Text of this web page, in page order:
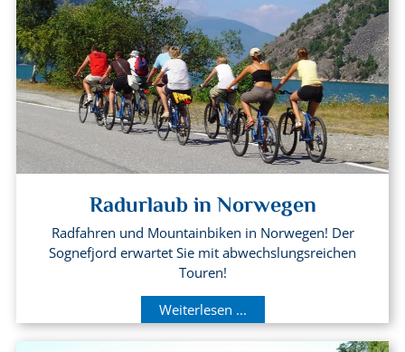
Radurlaub in Norwegen
Radfahren und Mountainbiken in Norwegen! Der
Sognefjord erwartet Sie mit abwechslungsreichen
Touren!
Weiterlesen ...